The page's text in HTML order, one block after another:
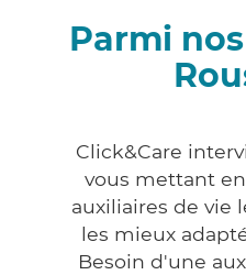
Parmi
Click&Care
vous mettant
auxiliaires de vie
les mieux
Besoin d'une